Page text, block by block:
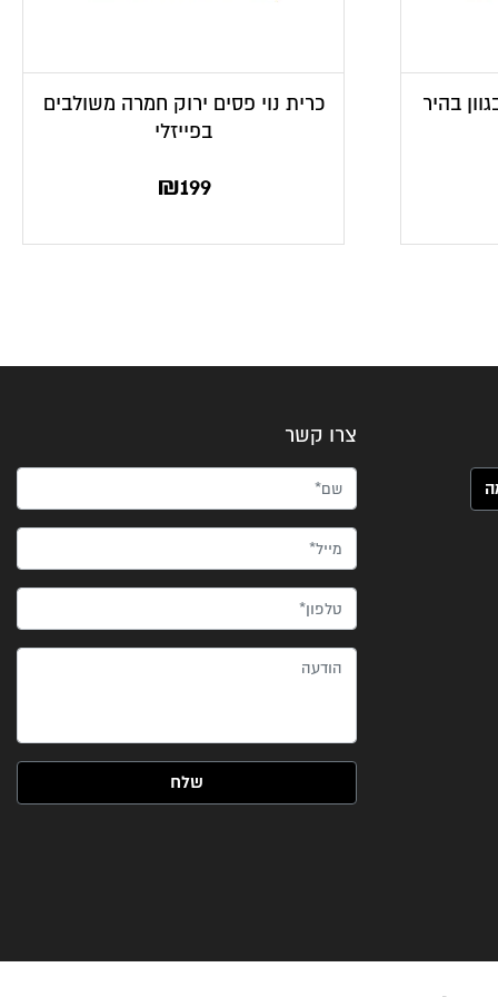
בהיר
כרית נוי פסים ירוק חמרה משולבים
בפייזלי
₪199
צרו קשר
שם*
מייל*
טלפון*
הודעה